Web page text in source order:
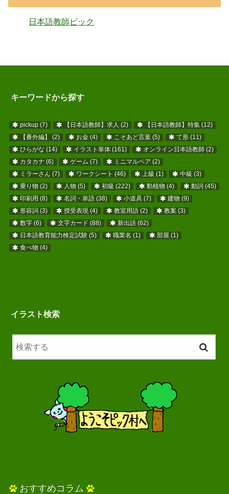
日本語教師ピック
キーワードから探す
pickup(7) 【日本語教師】求人 (2) 【日本語教師】特集 (12)
【番外編】
(2) お金 (4) こそあど言葉 (5) て形 (11)
ひらがな (14) イラスト単体 (161) オンライン日本語教師 (2)
カタカナ (6) ゲーム (7) ミニマルペア (2)
ミラーさん (7) ワークシート (46) 上級 (1) 中級 (3)
乗り物 (2) 人物 (5) 初級 (222) 動植物 (4) 動詞 (45)
印刷用 (8) 名詞・単語 (38) 小道具 (7) 建物 (9)
形容詞 (3) 授受表現 (4) 教室用語 (2) 教案 (3)
数字(6) 文字カード (88) 新出語 (62)
日本語教育能力検定試験(5) 職業名 (1) 部屋 (1)
食べ物 (4)
イラスト検索
おすすめコラム